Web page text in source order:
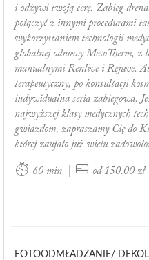
i odżywi twoją cerę. Zabieg
połączyć z innymi procedurami
wykorzystaniem technologii
globalnej odnowy MesoTherm, z
manualnymi Renlive i Rejuve.
terapeutyczny, po konsultacji
indywidualna seria zabiegowa.
najwyższej klasy medycznych
gwiazdom, zapraszamy Cię do
której zaufało już wielu
60 min od 150.00 zł
FOTOODMŁADZANIE/ DEKOLT